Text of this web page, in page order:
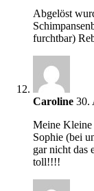
Abgelöst
furchtbar)
Caroline 30.
Meine Kleine
Sophie (bei
gar nicht das
toll!!!!